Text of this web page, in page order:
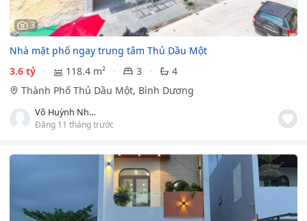
3
Nhà mặt phố ngay trung tâm Thủ Dầu Một
3.6 tỷ
118.4 m² 3
4
Thành Phố Thủ Dầu Một, Bình Dương
Võ Huỳnh Như Ngọc
Đăng 11 tháng trước